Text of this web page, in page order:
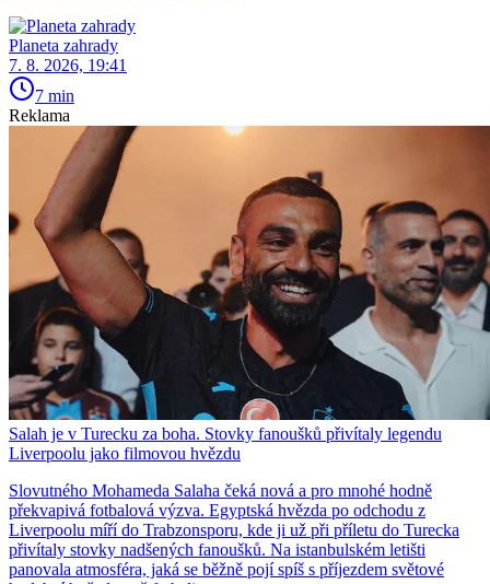
Planeta zahrady
7. 8. 2026, 19:41
7 min
Reklama
Salah je v Turecku za boha. Stovky fanoušků přivítaly legendu
Liverpoolu jako filmovou hvězdu
Slovutného Mohameda Salaha čeká nová a pro mnohé hodně
překvapivá fotbalová výzva. Egyptská hvězda po odchodu z
Liverpoolu míří do Trabzonsporu, kde ji už při příletu do Turecka
přivítaly stovky nadšených fanoušků. Na istanbulském letišti
panovala atmosféra, jaká se běžně pojí spíš s příjezdem světové